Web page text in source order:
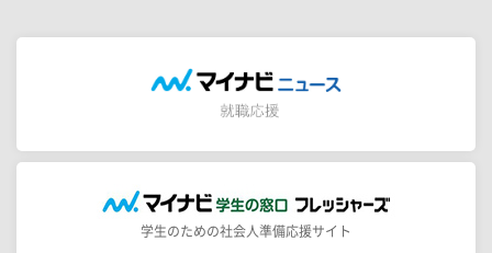
学生のための社会人準備応援サイト